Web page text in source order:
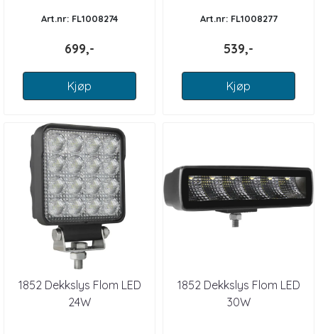
Art.nr: FL1008274
699,-
Kjøp
Art.nr: FL1008277
539,-
Kjøp
1852 Dekkslys Flom LED
24W
1852 Dekkslys Flom LED
30W